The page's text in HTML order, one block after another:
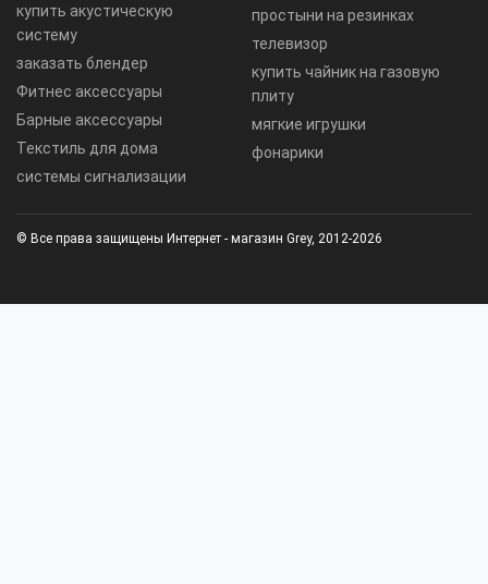
купить акустическую
систему
заказать блендер
Фитнес аксессуары
Барные аксессуары
Текстиль для дома
системы сигнализации
простыни на резинках
телевизор
купить чайник на газовую
плиту
мягкие игрушки
фонарики
© Все права защищены Интернет - магазин Grey, 2012-2026